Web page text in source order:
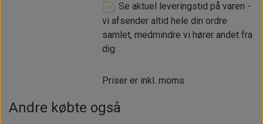
Se aktuel leveringstid på varen -
vi afsender altid hele din ordre
samlet, medmindre vi hører andet fra
dig
Priser er inkl. moms
Andre købte også